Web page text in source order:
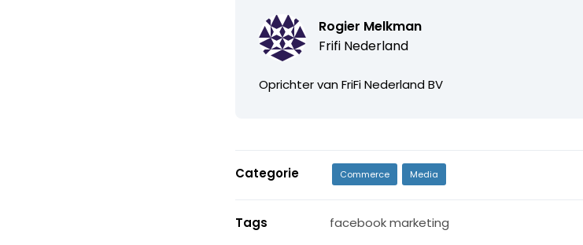
Rogier Melkman
Frifi Nederland
Oprichter van FriFi Nederland BV
Categorie Commerce Media
Tags facebook marketing